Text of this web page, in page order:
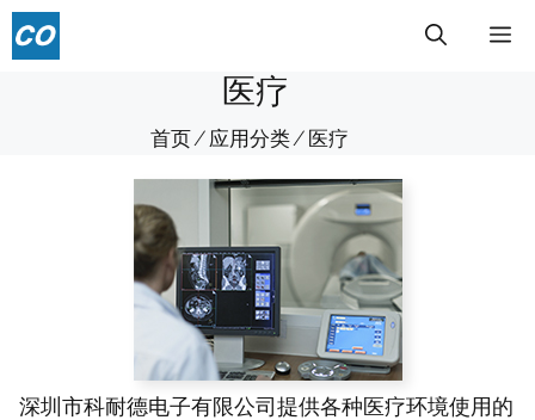
跳
至
菜
医疗
首页⁄ 应用分类⁄ 医疗
深圳市科耐德电子有限公司提供各种医疗环境使用的